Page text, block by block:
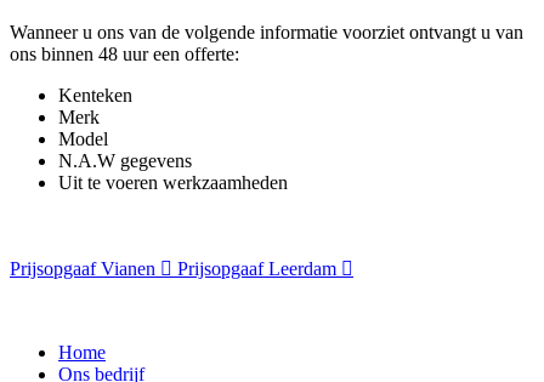
Wanneer u ons van de volgende informatie voorziet ontvangt u van
ons binnen 48 uur een offerte:
Kenteken
Merk
Model
N.A.W gegevens
Uit te voeren werkzaamheden
Prijsopgaaf Vianen Prijsopgaaf Leerdam
Home
Ons bedrijf